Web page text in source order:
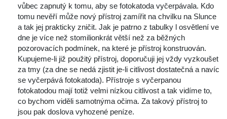
vůbec zapnutý k tomu, aby se fotokatoda vyčerpávala. Kdo
tomu nevěří může nový přístroj zamířit na chvilku na Slunce
a tak jej prakticky zničit. Jak je patrno z tabulky l osvětlení ve
dne je více než stomilionkrát větší než za běžných
pozorovacích podmínek, na které je přístroj konstruován.
Kupujeme-li již použitý přístroj, doporučuji jej vždy vyzkoušet
za tmy (za dne se nedá zjistit je-li citlivost dostatečná a navíc
e vyčerpává fotokatoda). Přístroje s vyčerpanou
fotokatodou mají totiž velmi nízkou citlivost a tak vidíme to,
co bychom viděli samotnýma očima. Za takový přístroj to
jsou pak doslova vyhozené peníze.